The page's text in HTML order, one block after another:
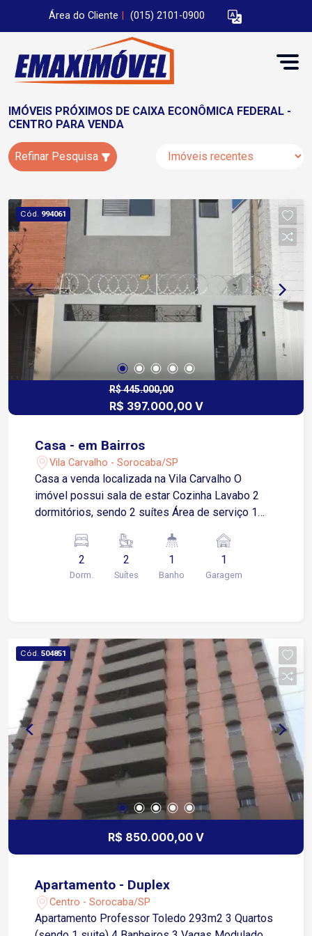
Área do Cliente (015) 2101-0900
IMÓVEIS PRÓXIMOS DE CAIXA ECONÔMICA FEDERAL -
CENTRO PARA VENDA
Refinar Pesquisa
Cód. 994061
R$ 445.000,00
R$ 397.000,00 V
Casa - em Bairros
Vila Carvalho - Sorocaba/SP
Casa a venda localizada na Vila Carvalho O
imóvel possui sala de estar Cozinha Lavabo 2
dormitórios, sendo 2 suítes Área de serviço 1
Aceita financiamento bancário
2
Dorm.
2
Suítes
1
Banho
1
Garagem
Cód. 504851
R$ 850.000,00 V
Apartamento - Duplex
Centro - Sorocaba/SP
Apartamento Professor Toledo 293m2 3 Quartos